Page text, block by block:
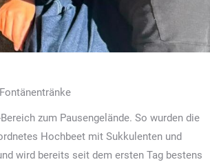
zum Pausengelände. So wurden die
Hochbeet mit Sukkulenten und
wird bereits seit dem ersten Tag bestens